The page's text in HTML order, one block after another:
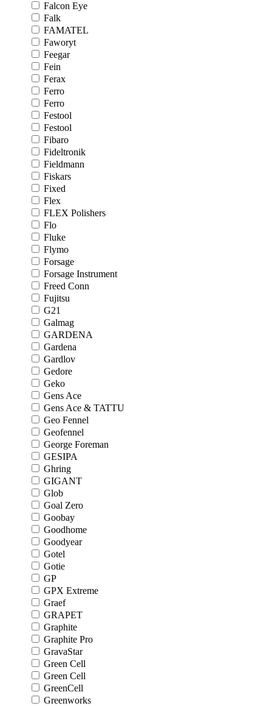
Falcon Eye
Falk
FAMATEL
Faworyt
Feegar
Fein
Ferax
Ferro
Ferro
Festool
Festool
Fibaro
Fideltronik
Fieldmann
Fiskars
Fixed
Flex
FLEX Polishers
Flo
Fluke
Flymo
Forsage
Forsage Instrument
Freed Conn
Fujitsu
G21
Galmag
GARDENA
Gardena
Gardlov
Gedore
Geko
Gens Ace
Gens Ace & TATTU
Geo Fennel
Geofennel
George Foreman
GESIPA
Ghring
GIGANT
Glob
Goal Zero
Goobay
Goodhome
Goodyear
Gotel
Gotie
GP
GPX Extreme
Graef
GRAPET
Graphite
Graphite Pro
GravaStar
Green Cell
Green Cell
GreenCell
Greenworks